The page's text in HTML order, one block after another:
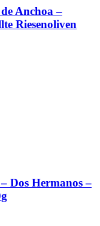
Anchoa –
Riesenoliven
Dos Hermanos –